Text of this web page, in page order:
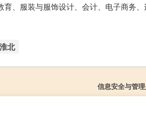
、服装与服饰设计、会计、电子商务
淮北
信息安全与管